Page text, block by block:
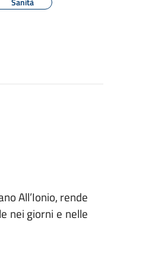
All’Ionio, rende
nei giorni e nelle